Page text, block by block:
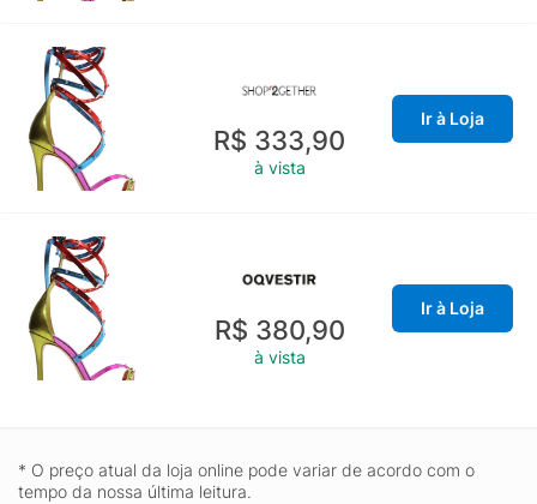
R$ 333,90
à vista
Ir à Loja
R$ 380,90
à vista
Ir à Loja
* O preço atual da loja online pode variar de acordo com o
tempo da nossa última leitura.